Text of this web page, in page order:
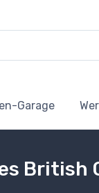
Garage
British